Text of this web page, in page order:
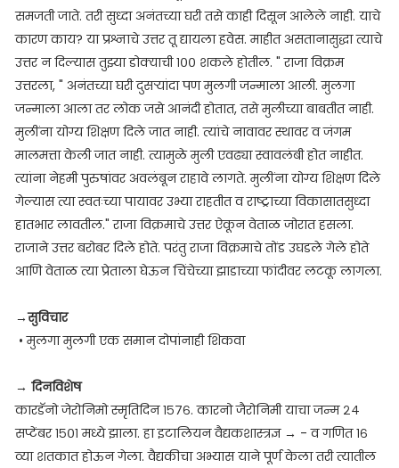
समजती जाते. तरी सुध्दा अनंतच्या घरी तसे काही दिसून आलेले नाही. याचे
कारण काय? या प्रश्नाचे उत्तर तू द्यायला हवेस. माहीत असतानासुद्धा त्याचे
उत्तर न दिल्यास तुझ्या डोक्याची १०० शकले होतील. " राजा विक्रम
उत्तरला, " अनंतच्या घरी दुसऱ्यांदा पण मुलगी जन्माला आली. मुलगा
जन्माला आला तर लोक जसे आनंदी होतात, तसे मुलीच्या बाबतीत नाही.
मुलींना योग्य शिक्षण दिले जात नाही. त्यांचे नावावर स्थावर व जंगम
मालमत्ता केली जात नाही. त्यामुळे मुली एवढ्या स्वावलंबी होत नाहीत.
त्यांना नेहमी पुरुषांवर अवलंबून राहावे लागते. मुलींना योग्य शिक्षण दिले
गेल्यास त्या स्वतःच्या पायावर उभ्या राहतीत व राष्ट्राच्या विकासातसुध्दा
हातभार लावतील." राजा विक्रमाचे उत्तर ऐकून वेताळ जोरात हसला.
राजाने उत्तर बरोबर दिले होते. परंतु राजा विक्रमाचे तोंड उघडले गेले होते
आणि वेताळ त्या प्रेताला घेऊन चिंचेच्या झाडाच्या फांदीवर लटकू लागला.
→सुविचार
• मुलगा मुलगी एक समान दोपांनाही शिकवा
→ दिनविशेष
कारडॅनो जेरोनिमो स्मृतिदिन १५७६. कारनो जैरोनिमी याचा जन्म २४
सप्टेंबर १५०१ मध्ये झाला. हा इटालियन वैद्यकशास्त्रज्ञ → - व गणित १६
व्या शतकात होऊन गेला. वैद्यकीचा अभ्यास याने पूर्ण केला तरी त्यातील